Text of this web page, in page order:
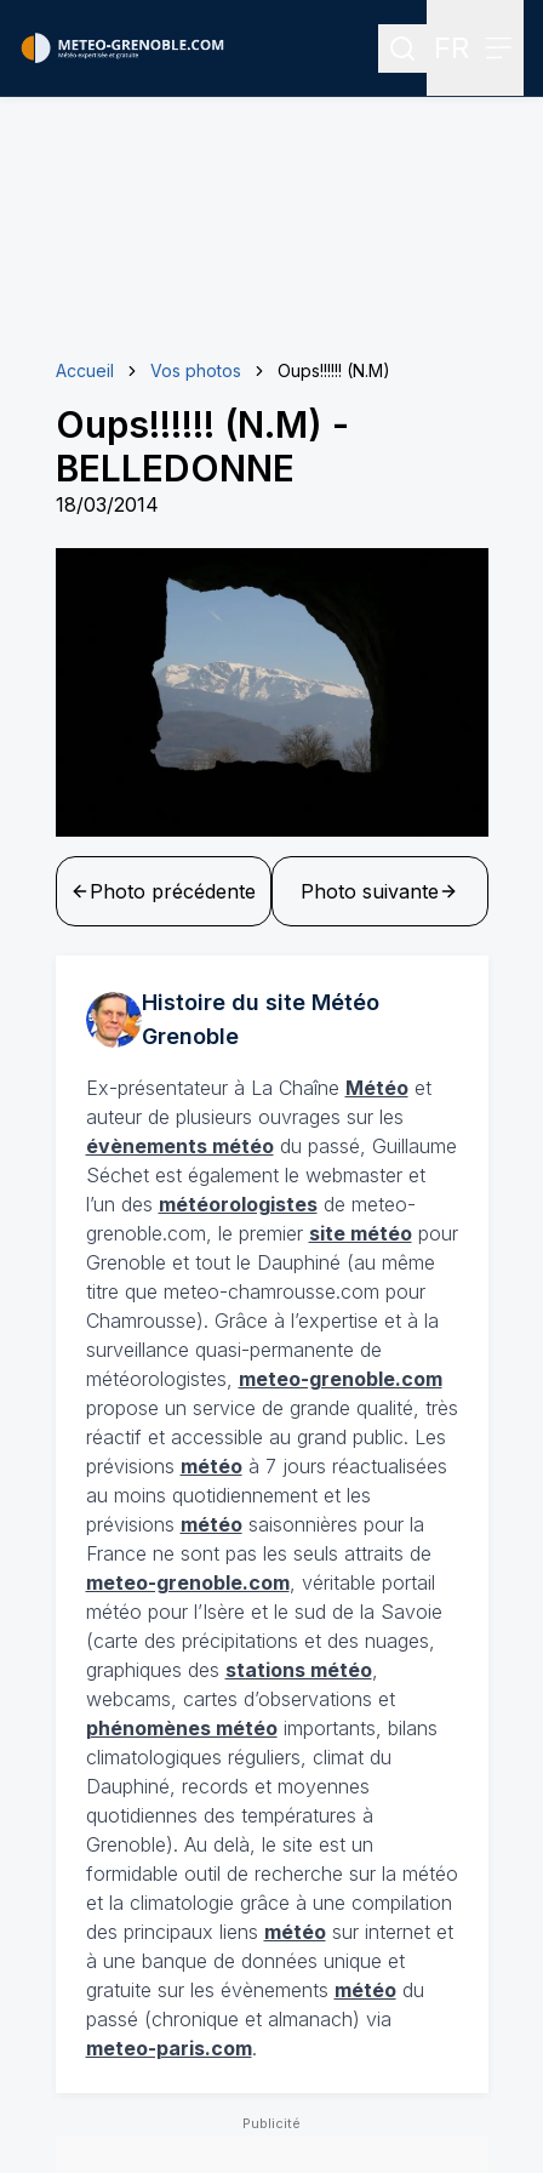
Rechercher
Accueil Vos photos Oups!!!!!! (N.M)
Oups!!!!!! (N.M) -
BELLEDONNE
18/03/2014
Photo précédente Photo suivante
Histoire du site Météo
Grenoble
Ex-présentateur à La Chaîne Météoet
auteur de plusieurs ouvrages sur les
évènements météodu passé, Guillaume
Séchet est également le webmaster et
l’un des météorologistesde meteo-
grenoble.com, le premier site météopour
Grenoble et tout le Dauphiné (au même
titre que meteo-chamrousse.com pour
Chamrousse). Grâce à l’expertise et à la
surveillance quasi-permanente de
météorologistes, meteo-grenoble.com
propose un service de grande qualité, très
réactif et accessible au grand public. Les
prévisions météoà 7 jours réactualisées
au moins quotidiennement et les
prévisions météosaisonnières pour la
France ne sont pas les seuls attraits de
meteo-grenoble.com, véritable portail
météo pour l’Isère et le sud de la Savoie
(carte des précipitations et des nuages,
graphiques des stations météo,
webcams, cartes d’observations et
phénomènes météoimportants, bilans
climatologiques réguliers, climat du
Dauphiné, records et moyennes
quotidiennes des températures à
Grenoble). Au delà, le site est un
formidable outil de recherche sur la météo
et la climatologie grâce à une compilation
des principaux liens météosur internet et
à une banque de données unique et
gratuite sur les évènements météodu
passé (chronique et almanach) via
meteo-paris.com.